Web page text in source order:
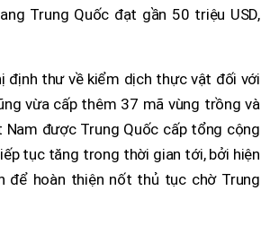
Trung Quốc đạt gần 50 triệu USD,
định thư về kiểm dịch thực vật đối với
vừa cấp thêm 37 mã vùng trồng và
Nam được Trung Quốc cấp tổng cộng
tục tăng trong thời gian tới, bởi hiện
để hoàn thiện nốt thủ tục chờ Trung